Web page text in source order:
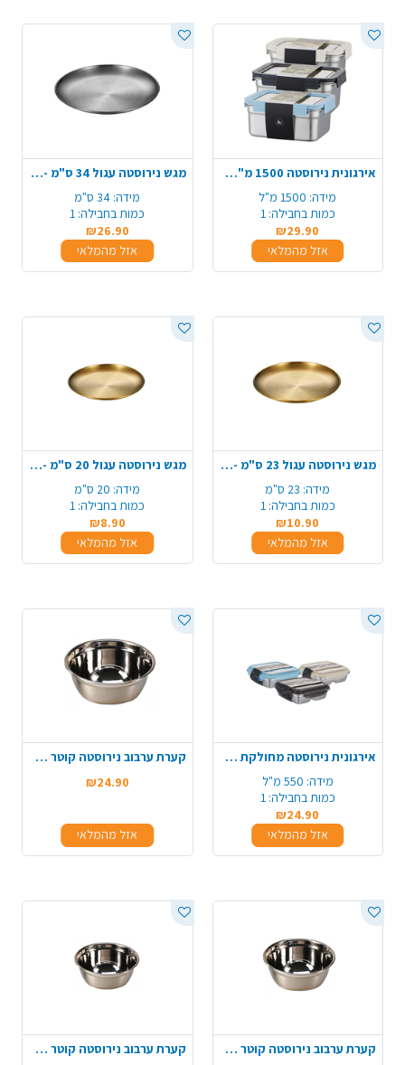
אירגונית נירוסטה 1500 מ"ל - צבע משתנה
מידה: 1500 מ"ל
כמות בחבילה: 1
₪29.90
אזל מהמלאי
מגש נירוסטה עגול 34 ס"מ - כסף
מידה: 34 ס"מ
כמות בחבילה: 1
₪26.90
אזל מהמלאי
מגש נירוסטה עגול 23 ס"מ - זהב
מידה: 23 ס"מ
כמות בחבילה: 1
₪10.90
אזל מהמלאי
מגש נירוסטה עגול 20 ס"מ - זהב
מידה: 20 ס"מ
כמות בחבילה: 1
₪8.90
אזל מהמלאי
אירגונית נירוסטה מחולקת 550 מ"ל - צבע משתנה
מידה: 550 מ"ל
כמות בחבילה: 1
₪24.90
אזל מהמלאי
קערת ערבוב נירוסטה קוטר 26 ס"מ- גדול
₪24.90
אזל מהמלאי
קערת ערבוב נירוסטה קוטר 22 ס"מ- בינוני
קערת ערבוב נירוסטה קוטר 18 ס"מ- קטן